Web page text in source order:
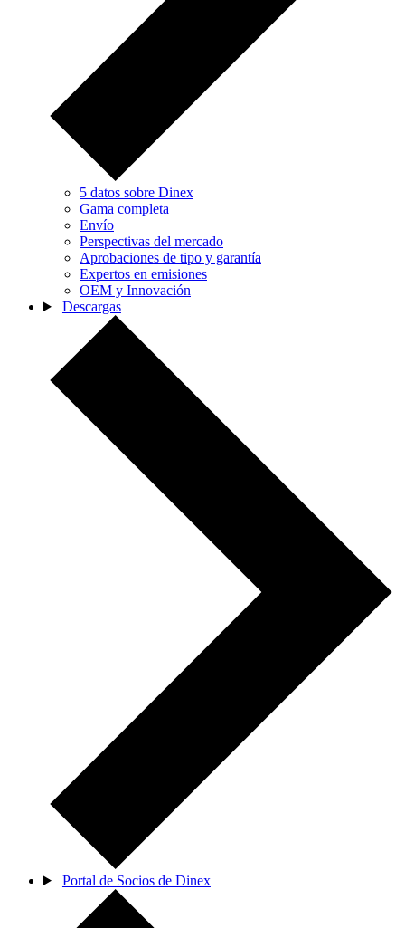
5 datos sobre Dinex
Gama completa
Envío
Perspectivas del mercado
Aprobaciones de tipo y garantía
Expertos en emisiones
OEM y Innovación
Descargas
Portal de Socios de Dinex